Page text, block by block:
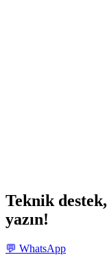
Teknik
yazın!
💬 WhatsApp